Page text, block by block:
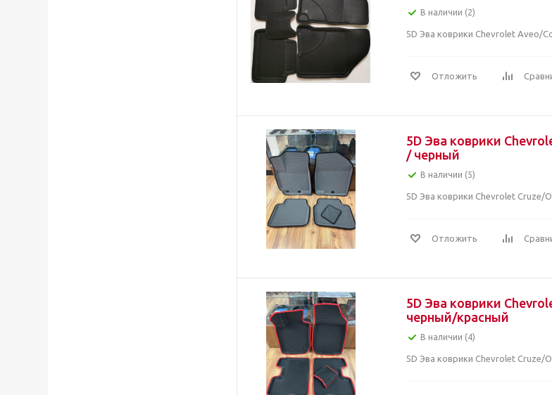
В наличии (2)
5D Эва коврики Chevrolet Aveo/
Отложить
5D Эва коврики
/ черный
В наличии (5)
5D Эва коврики Chevrolet Cruze/
Отложить
5D Эва коврики
черный/красный
В наличии (4)
5D Эва коврики Chevrolet Cruze/